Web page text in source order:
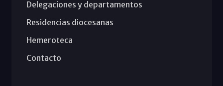
Delegaciones y departamentos
Residencias diocesanas
Hemeroteca
Contacto